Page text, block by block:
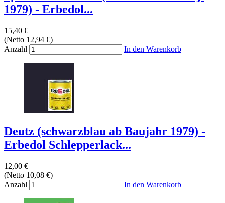
1979) - Erbedol...
15,40 €
(Netto 12,94 €)
Anzahl
In den Warenkorb
Deutz (schwarzblau ab Baujahr 1979) -
Erbedol Schlepperlack...
12,00 €
(Netto 10,08 €)
Anzahl
In den Warenkorb